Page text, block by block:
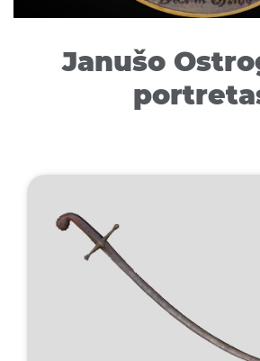
Janušo